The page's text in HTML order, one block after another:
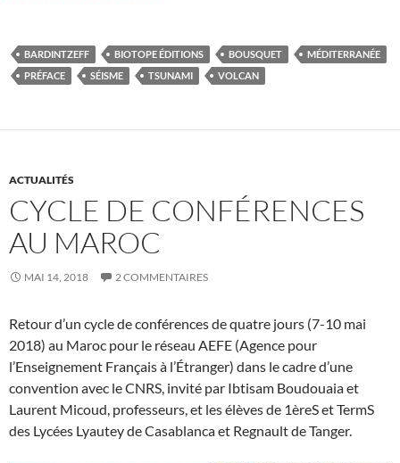
BARDINTZEFF BIOTOPE ÉDITIONS BOUSQUET
MÉDITERRANÉE
PRÉFACE
SÉISME TSUNAMI VOLCAN
ACTUALITÉS
CYCLE DE CONFÉRENCES
AU MAROC
MAI 14, 2018 2 COMMENTAIRES
Retour d’un cycle de conférences de quatre jours (7-10 mai
2018) au Maroc pour le réseau AEFE (Agence pour
l’Enseignement Français à l’Étranger) dans le cadre d’une
convention avec le CNRS, invité par Ibtisam Boudouaia et
Laurent Micoud, professeurs, et les élèves de 1èreS et TermS
des Lycées Lyautey de Casablanca et Regnault de Tanger.